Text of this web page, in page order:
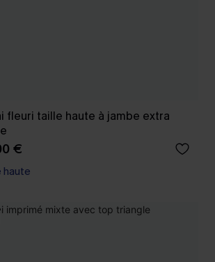
fleuri taille haute à jambe extra
€
haute